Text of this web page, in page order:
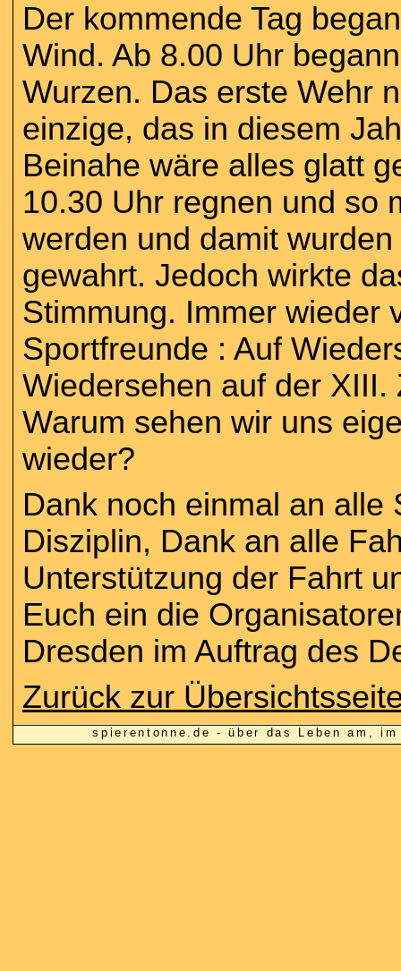
Der kommende Tag
Wind. Ab 8.00 Uhr
Wurzen. Das erste Wehr
einzige, das in diesem
Beinahe wäre alles glatt
10.30 Uhr regnen und so
werden und damit
gewahrt. Jedoch wirkte
Stimmung. Immer wieder
Sportfreunde : Auf
Wiedersehen auf der
Warum sehen wir uns
wieder?
Dank noch einmal an alle
Disziplin, Dank an alle
Unterstützung der Fahrt
Euch ein die
Dresden im Auftrag des
Zurück zur
spierentonne.de - über das Leben am,